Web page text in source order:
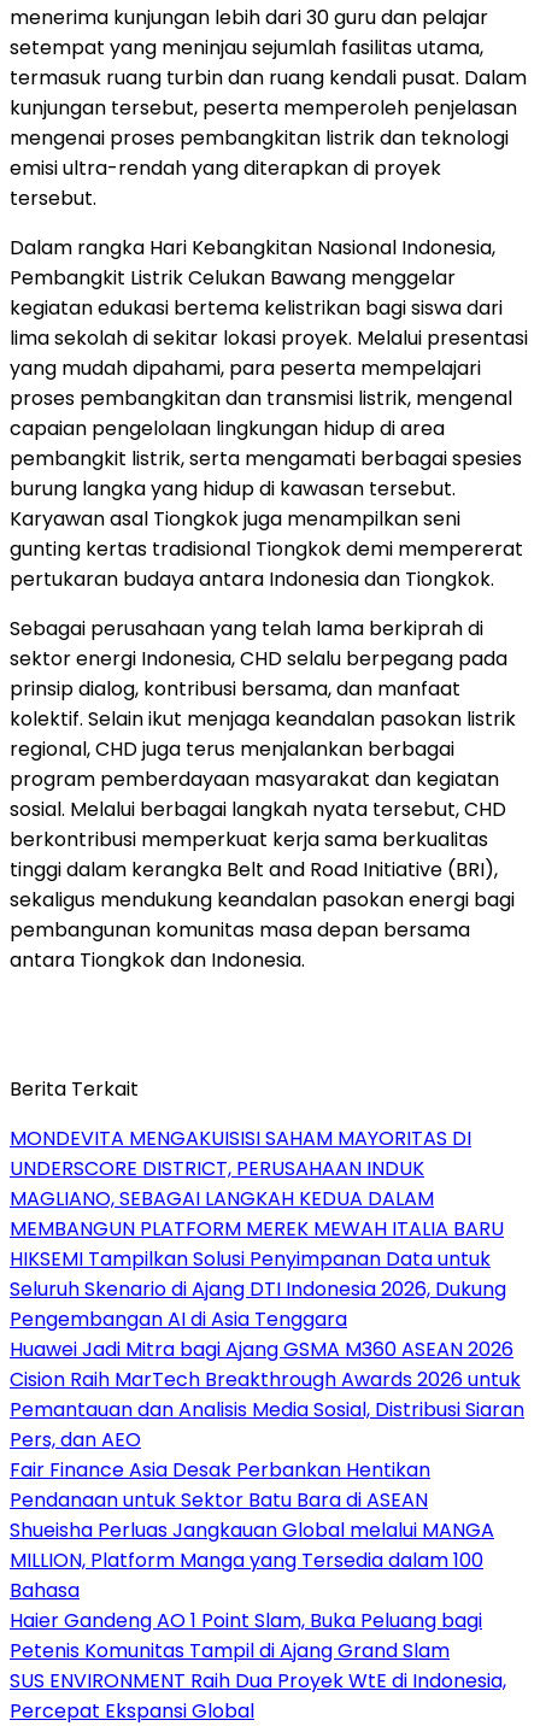
menerima kunjungan lebih dari 30 guru dan pelajar
setempat yang meninjau sejumlah fasilitas utama,
termasuk ruang turbin dan ruang kendali pusat. Dalam
kunjungan tersebut, peserta memperoleh penjelasan
mengenai proses pembangkitan listrik dan teknologi
emisi ultra-rendah yang diterapkan di proyek
tersebut.
Dalam rangka Hari Kebangkitan Nasional Indonesia,
Pembangkit Listrik Celukan Bawang menggelar
kegiatan edukasi bertema kelistrikan bagi siswa dari
lima sekolah di sekitar lokasi proyek. Melalui presentasi
yang mudah dipahami, para peserta mempelajari
proses pembangkitan dan transmisi listrik, mengenal
capaian pengelolaan lingkungan hidup di area
pembangkit listrik, serta mengamati berbagai spesies
burung langka yang hidup di kawasan tersebut.
Karyawan asal Tiongkok juga menampilkan seni
gunting kertas tradisional Tiongkok demi mempererat
pertukaran budaya antara Indonesia dan Tiongkok.
Sebagai perusahaan yang telah lama berkiprah di
sektor energi Indonesia, CHD selalu berpegang pada
prinsip dialog, kontribusi bersama, dan manfaat
kolektif. Selain ikut menjaga keandalan pasokan listrik
regional, CHD juga terus menjalankan berbagai
program pemberdayaan masyarakat dan kegiatan
sosial. Melalui berbagai langkah nyata tersebut, CHD
berkontribusi memperkuat kerja sama berkualitas
tinggi dalam kerangka Belt and Road Initiative (BRI),
sekaligus mendukung keandalan pasokan energi bagi
pembangunan komunitas masa depan bersama
antara Tiongkok dan Indonesia.
Berita Terkait
MONDEVITA MENGAKUISISI SAHAM MAYORITAS DI
UNDERSCORE DISTRICT, PERUSAHAAN INDUK
MAGLIANO, SEBAGAI LANGKAH KEDUA DALAM
MEMBANGUN PLATFORM MEREK MEWAH ITALIA BARU
HIKSEMI Tampilkan Solusi Penyimpanan Data untuk
Seluruh Skenario di Ajang DTI Indonesia 2026, Dukung
Pengembangan AI di Asia Tenggara
Huawei Jadi Mitra bagi Ajang GSMA M360 ASEAN 2026
Cision Raih MarTech Breakthrough Awards 2026 untuk
Pemantauan dan Analisis Media Sosial, Distribusi Siaran
Pers, dan AEO
Fair Finance Asia Desak Perbankan Hentikan
Pendanaan untuk Sektor Batu Bara di ASEAN
Shueisha Perluas Jangkauan Global melalui MANGA
MILLION, Platform Manga yang Tersedia dalam 100
Bahasa
Haier Gandeng AO 1 Point Slam, Buka Peluang bagi
Petenis Komunitas Tampil di Ajang Grand Slam
SUS ENVIRONMENT Raih Dua Proyek WtE di Indonesia,
Percepat Ekspansi Global